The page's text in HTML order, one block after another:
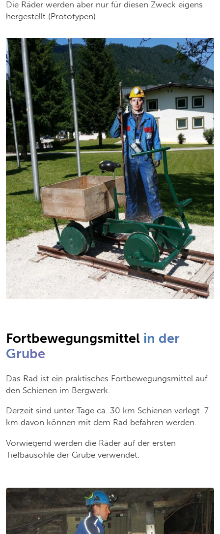
Die Räder werden aber nur für diesen Zweck eigens
hergestellt (Prototypen).
Fortbewegungsmittel in der
Grube
Das Rad ist ein praktisches Fortbewegungsmittel auf
den Schienen im Bergwerk.
Derzeit sind unter Tage ca. 30 km Schienen verlegt. 7
km davon können mit dem Rad befahren werden.
Vorwiegend werden die Räder auf der ersten
Tiefbausohle der Grube verwendet.
Slider überspringen